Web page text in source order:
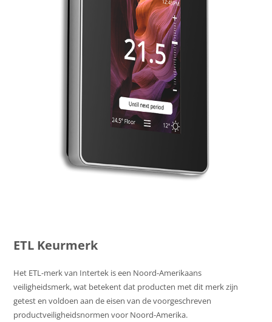
ETL Keurmerk
Het ETL-merk van Intertek is een Noord-Amerikaans
veiligheidsmerk, wat betekent dat producten met dit merk zijn
getest en voldoen aan de eisen van de voorgeschreven
productveiligheidsnormen voor Noord-Amerika.